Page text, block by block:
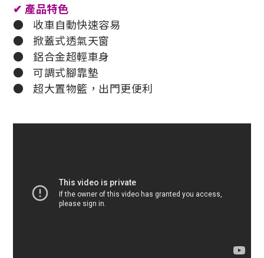
✔ 產品特色
●
收車自動快速容易
●
掀蓋式透氣天窗
●
鋁合金超輕車身
●
可調式腳靠墊
●
超大置物籃，出門更便利